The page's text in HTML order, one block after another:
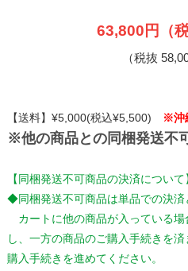
63,800円（税
（税抜
【送料】¥5,000(税込¥5,500) ※沖
※他の商品との同梱発送不
【同梱発送不可商品の決済について
◆同梱発送不可商品は単品での決済
カートに他の商品が入っている場
し、一方の商品のご購入手続きを
購入手続きを進めてください。